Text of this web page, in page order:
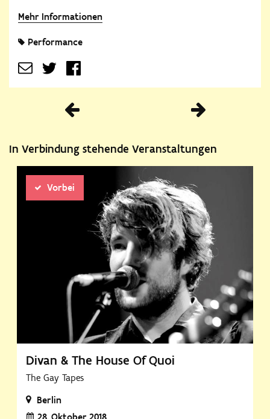
Mehr Informationen
Performance
Vorherige
In Verbindung stehende Veranstaltungen
Vorbei
Divan & The House Of Quoi
The Gay Tapes
Berlin